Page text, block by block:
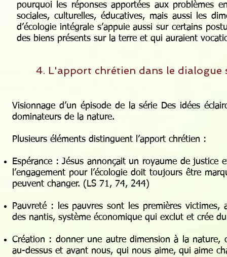
pourquoi les réponses apportées aux problèmes
sociales, culturelles, éducatives, mais aussi les
d’écologie intégrale s’appuie aussi sur certains
des biens présents sur la terre et qui auraient
4. L'apport chrétien dans le dialogue
Visionnage d’un épisodede la série Des idées
dominateurs de la nature.
Plusieurs éléments distinguent l’apport chrétien :
Espérance : Jésus annonçait un royaume de justice
l’engagement pour l’écologie doit toujours être
peuvent changer. (LS 71, 74, 244)
Pauvreté : les pauvres sont les premières
des nantis, système économique qui exclut et crée
Création : donner une autre dimension à la nature,
au-dessus et avant nous, qui nous aime, qui aime